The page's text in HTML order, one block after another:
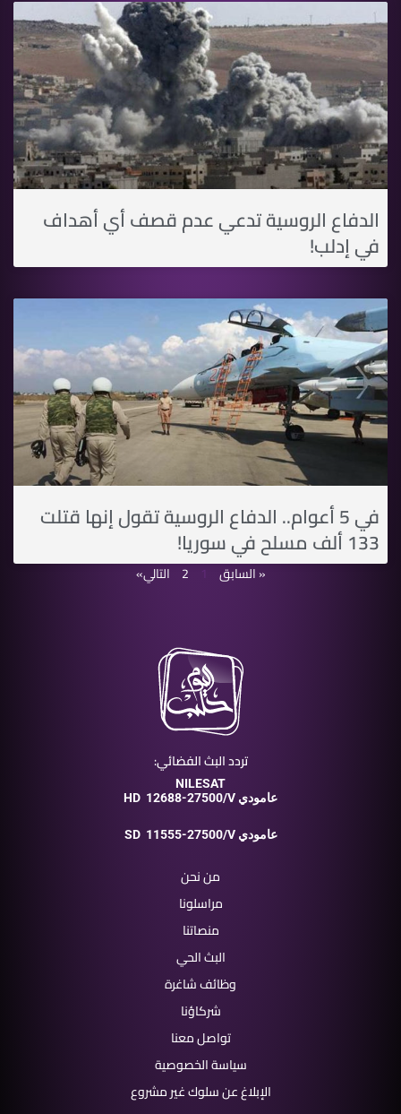
الدفاع الروسية تدعي عدم قصف أي أهداف
في إدلب!
في 5 أعوام.. الدفاع الروسية تقول إنها قتلت
133 ألف مسلح في سوريا!
« السابق 1
2 التالي»
تردد البث الفضائي:
NILESAT
HD
12688-27500/V عامودي
SD 11555-27500/V عامودي
من نحن
مراسلونا
منصاتنا
البث الحي
وظائف شاغرة
شركاؤنا
تواصل معنا
سياسة الخصوصية
الإبلاغ عن سلوك غير مشروع